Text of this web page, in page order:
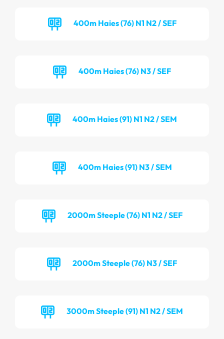
400m Haies (76) N1 N2 / SEF
400m Haies (76) N3 / SEF
400m Haies (91) N1 N2 / SEM
400m Haies (91) N3 / SEM
2000m Steeple (76) N1 N2 / SEF
2000m Steeple (76) N3 / SEF
3000m Steeple (91) N1 N2 / SEM